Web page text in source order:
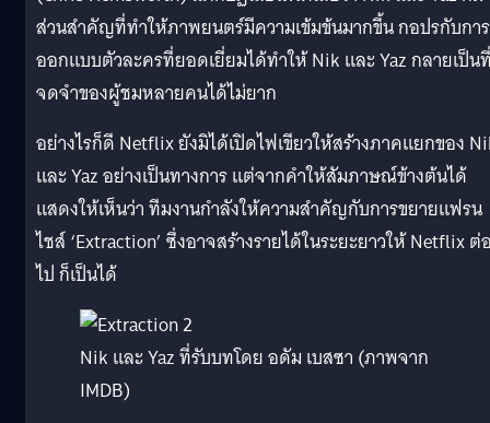
ส่วนสำคัญที่ทำให้ภาพยนตร์มีความเข้มข้นมากขึ้น กอปรกับการ
ออกแบบตัวละครที่ยอดเยี่ยมได้ทำให้ Nik และ Yaz กลายเป็น
จดจำของผู้ชมหลายคนได้ไม่ยาก
อย่างไรก็ดี Netflix ยังมิได้เปิดไฟเขียวให้สร้างภาคแยกของ
และ Yaz อย่างเป็นทางการ แต่จากคำให้สัมภาษณ์ข้างต้นได้
แสดงให้เห็นว่า ทีมงานกำลังให้ความสำคัญกับการขยายแฟรน
ไชส์ ‘Extraction’ ซึ่งอาจสร้างรายได้ในระยะยาวให้ Netflix ต่
ไป ก็เป็นได้
Nik และ Yaz ที่รับบทโดย อดัม เบสซา (ภาพจาก
IMDB)